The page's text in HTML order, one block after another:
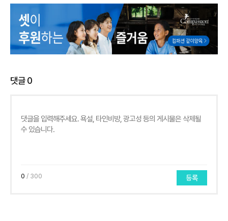
댓글0
0 / 300 등록